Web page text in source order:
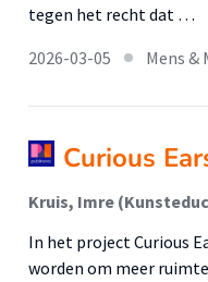
tegen het recht dat …
2026-03-05
Mens &
Curious
Kruis, Imre
In het project Curious
worden om meer